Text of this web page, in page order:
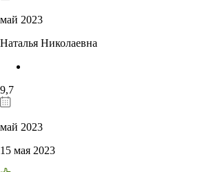
май 2023
Наталья Николаевна
9,7
май 2023
15 мая 2023